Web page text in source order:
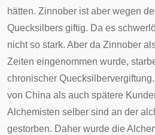
hätten. Zinnober ist aber wegen
Quecksilbers giftig. Da es
nicht so stark. Aber da Zinnober
Zeiten eingenommen wurde,
chronischer
von China als auch spätere
Alchemisten selber sind an der
gestorben. Daher wurde die